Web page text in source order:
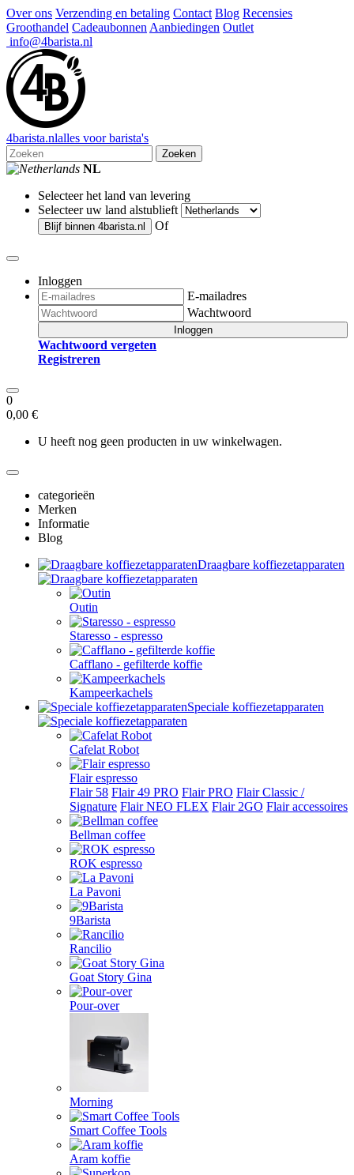
Over ons Verzending en betaling Contact Blog Recensies
Groothandel Cadeaubonnen Aanbiedingen Outlet
info@4barista.nl
4barista.nlalles voor barista's
Zoeken
NL
Selecteer het land van levering
Selecteer uw land alstublieft
Blijf binnen 4barista.nl Of
Inloggen
E-mailadres
Wachtwoord
Inloggen
Wachtwoord vergeten
Registreren
0
0,00 €
U heeft nog geen producten in uw winkelwagen.
categorieën
Merken
Informatie
Blog
Draagbare koffiezetapparaten
Outin
Staresso - espresso
Cafflano - gefilterde koffie
Kampeerkachels
Speciale koffiezetapparaten
Cafelat Robot
Flair espresso
Flair 58 Flair 49 PRO Flair PRO Flair Classic /
Signature Flair NEO FLEX Flair 2GO Flair accessoires
Bellman coffee
ROK espresso
La Pavoni
9Barista
Rancilio
Goat Story Gina
Pour-over
Morning
Smart Coffee Tools
Aram koffie